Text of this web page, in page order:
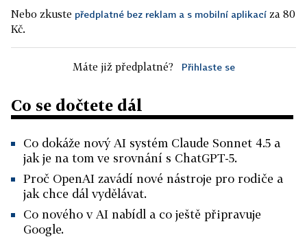
Nebo zkuste předplatné bez reklam a s mobilní aplikací za 80
Kč.
Máte již předplatné? Přihlaste se
Co se dočtete dál
Co dokáže nový AI systém Claude Sonnet 4.5 a
jak je na tom ve srovnání s ChatGPT-5.
Proč OpenAI zavádí nové nástroje pro rodiče a
jak chce dál vydělávat.
Co nového v AI nabídl a co ještě připravuje
Google.